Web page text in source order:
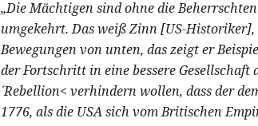
„Die Mächtigen sind ohne die
umgekehrt. Das weiß Zinn [US-
Bewegungen von unten, das zeigt er
der Fortschritt in eine bessere Gesellschaft
´Rebellion< verhindern wollen, dass der
1776, als die USA sich vom Britischen